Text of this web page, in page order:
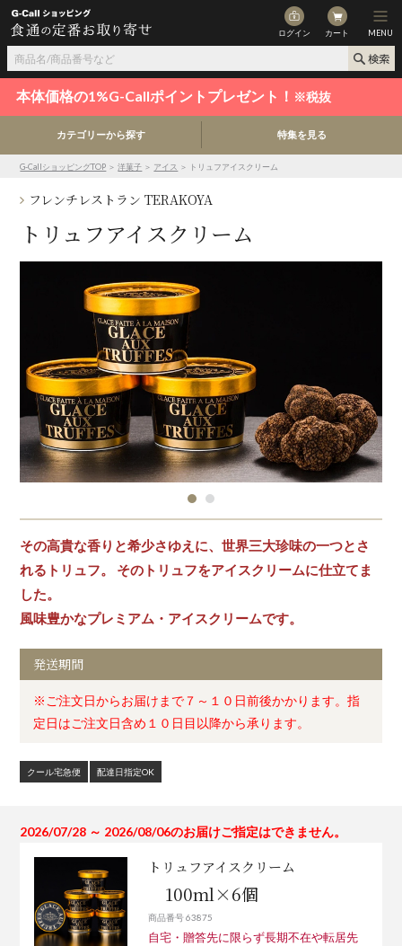
ログイン カート MENU
本体価格の1%G-Callポイントプレゼント！ ※税抜
カテゴリーから探す 特集を見る
G-CallショッピングTOP ＞洋菓子 ＞ アイス ＞ トリュフアイスクリーム
フレンチレストラン TERAKOYA
トリュフアイスクリーム
その高貴な香りと希少さゆえに、世界三大珍味の一つとさ
れるトリュフ。 そのトリュフをアイスクリームに仕立てま
した。
風味豊かなプレミアム・アイスクリームです。
発送期間
※ご注文日からお届けまで７～１０日前後かかります。指
定日はご注文日含め１０日目以降から承ります。
クール宅急便 配達日指定OK
2026/07/28 ～ 2026/08/06のお届けご指定はできません。
トリュフアイスクリーム
100ml×6個
商品番号 63875
自宅・贈答先に限らず長期不在や転居先